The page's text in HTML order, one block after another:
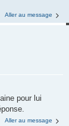
Aller au message
pour lui
Aller au message